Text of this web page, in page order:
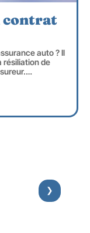
contrat
auto ? Il
résiliation de
…